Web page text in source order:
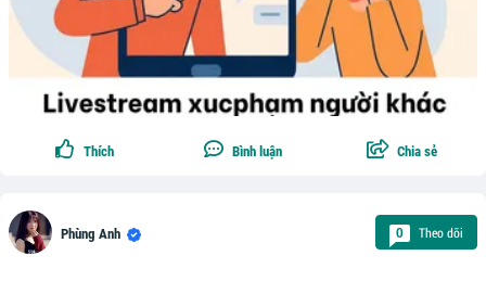
Thích Bình luận Chia sẻ
Phùng Anh 0 Theo dõi